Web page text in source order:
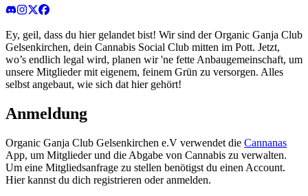
Ey, geil, dass du hier gelandet bist! Wir sind der Organic Ganja Club
Gelsenkirchen, dein Cannabis Social Club mitten im Pott. Jetzt,
wo’s endlich legal wird, planen wir 'ne fette Anbaugemeinschaft, um
unsere Mitglieder mit eigenem, feinem Grün zu versorgen. Alles
selbst angebaut, wie sich dat hier gehört!
Anmeldung
Organic Ganja Club Gelsenkirchen e.V verwendet die Cannanas
App, um Mitglieder und die Abgabe von Cannabis zu verwalten.
Um eine Mitgliedsanfrage zu stellen benötigst du einen Account.
Hier kannst du dich registrieren oder anmelden.